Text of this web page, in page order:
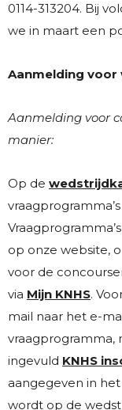
0114-313204. Bij
we in maart een
Aanmelding voor
Aanmelding voor
manier:
Op de
op onze website,
voor de
via Mijn KNHS.
mail naar het e-
vraagprogramma,
ingevuld KNHS
aangegeven in
wordt op de